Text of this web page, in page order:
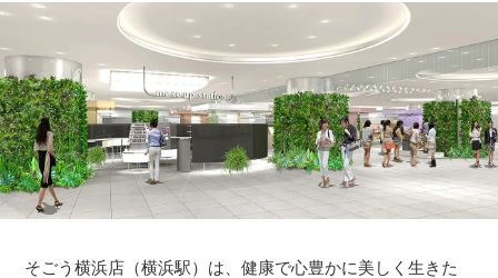
そごう横浜店（横浜駅）は、健康で心豊かに美しく生きた